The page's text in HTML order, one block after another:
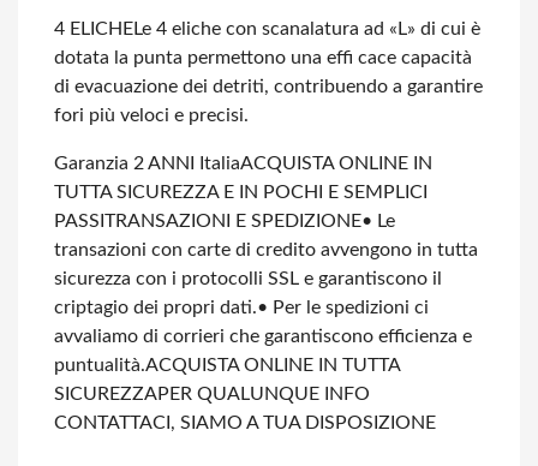
4 ELICHELe 4 eliche con scanalatura ad «L» di cui è
dotata la punta permettono una effi cace capacità
di evacuazione dei detriti, contribuendo a garantire
fori più veloci e precisi.
Garanzia 2 ANNI ItaliaACQUISTA ONLINE IN
TUTTA SICUREZZA E IN POCHI E SEMPLICI
PASSI TRANSAZIONI E SPEDIZIONE• Le
transazioni con carte di credito avvengono in tutta
sicurezza con i protocolli SSL e garantiscono il
criptagio dei propri dati.• Per le spedizioni ci
avvaliamo di corrieri che garantiscono efficienza e
puntualità.ACQUISTA ONLINE IN TUTTA
SICUREZZAPER QUALUNQUE INFO
CONTATTACI, SIAMO A TUA DISPOSIZIONE